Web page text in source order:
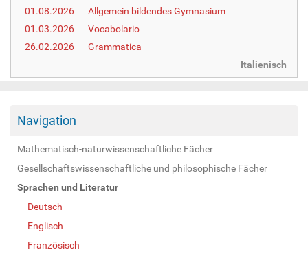
01.08.2026
Allgemein bildendes Gymnasium
01.03.2026
Vocabolario
26.02.2026
Grammatica
Italienisch
Navigation
Mathematisch-naturwissenschaftliche Fächer
Gesellschaftswissenschaftliche und philosophische Fächer
Sprachen und Literatur
Deutsch
Englisch
Französisch